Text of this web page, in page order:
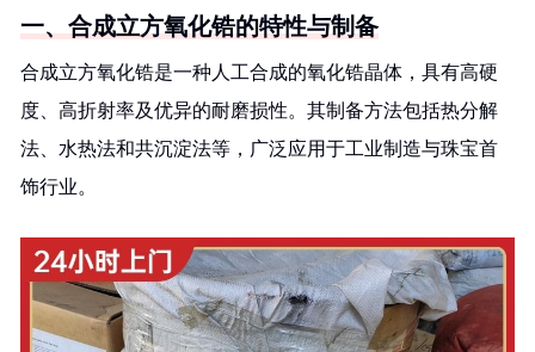
一、合成立方氧化锆的特性与制备
合成立方氧化锆是一种人工合成的氧化锆晶体，具有高硬
度、高折射率及优异的耐磨损性。其制备方法包括热分解
法、水热法和共沉淀法等，广泛应用于工业制造与珠宝首
饰行业。